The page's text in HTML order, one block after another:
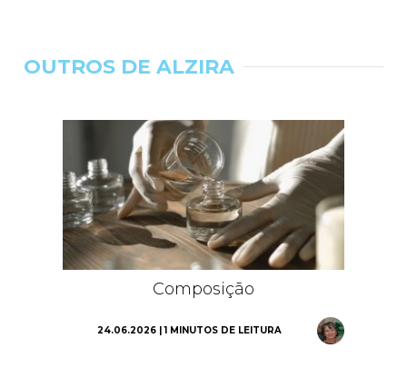
OUTROS DE ALZIRA
Composição
24.06.2026 | 1 MINUTOS DE LEITURA